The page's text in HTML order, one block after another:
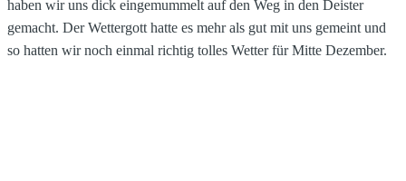
haben wir uns dick eingemummelt auf den Weg in den Deister
gemacht. Der Wettergott hatte es mehr als gut mit uns gemeint und
so hatten wir noch einmal richtig tolles Wetter für Mitte Dezember.